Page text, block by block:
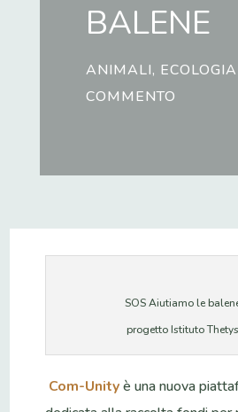
BALENE
ANIMALI, ECOLOGIA
COMMENTO
SOS Aiutiamo le
progetto Istituto Thetys
Com-Unityè una nuova